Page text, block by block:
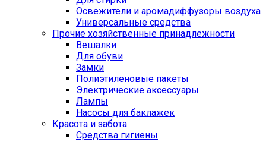
Освежители и аромадиффузоры воздуха
Универсальные средства
Прочие хозяйственные принадлежности
Вешалки
Для обуви
Замки
Полиэтиленовые пакеты
Электрические аксессуары
Лампы
Насосы для баклажек
Красота и забота
Средства гигиены